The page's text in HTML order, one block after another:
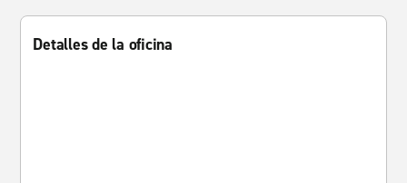
Detalles de la oficina